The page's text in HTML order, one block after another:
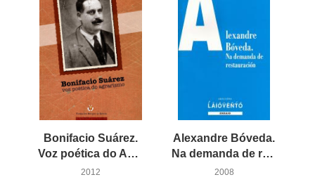
materiais didácticos
outros docs
Bonifacio Suárez.
Voz poética do Agrarismo
2012
Alexandre Bóveda.
Na demanda de restauración
2008